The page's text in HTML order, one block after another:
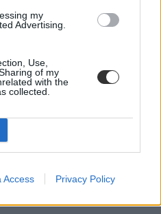
my
Advertising.
Use,
of my
with the
collected.
Access Privacy Policy